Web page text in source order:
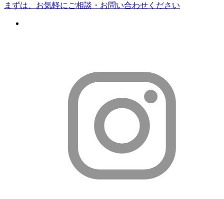
まずは、お気軽にご相談・お問い合わせください